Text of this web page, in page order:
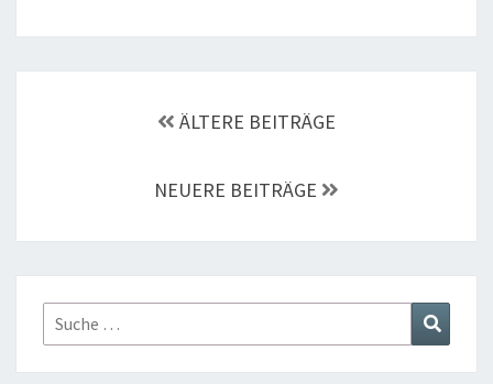
ÄLTERE BEITRÄGE
NEUERE BEITRÄGE
Suche
nach: